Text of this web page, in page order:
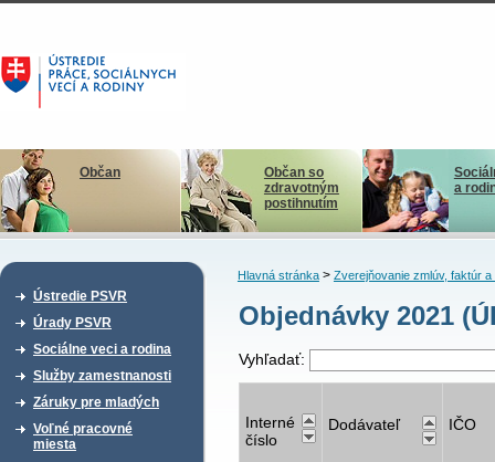
Občan
Občan so
zdravotným
postihnutím
a
Ústredie PSVR
Úrady PSVR
Sociálne veci a rodina
Služby zamestnanosti
Záruky pre mladých
Voľné pracovné
miesta
Hlavná stránka> Zverejňovanie zmlúv, faktúr a
Objednávky 2021
Vyhľadať:
Interné
číslo
Dodávateľ IČO